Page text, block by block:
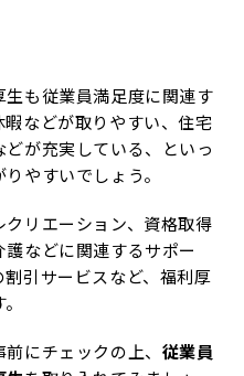
も従業員満足度に関連す
などが取りやすい、住宅
が充実している、といっ
やすいでしょう。
リエーション、資格取得
などに関連するサポー
引サービスなど、福利厚
にチェックの上、 従業員